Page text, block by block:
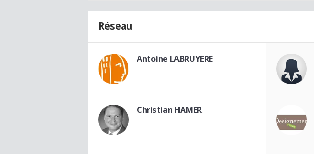
Réseau
Antoine LABRUYERE
Christian HAMER